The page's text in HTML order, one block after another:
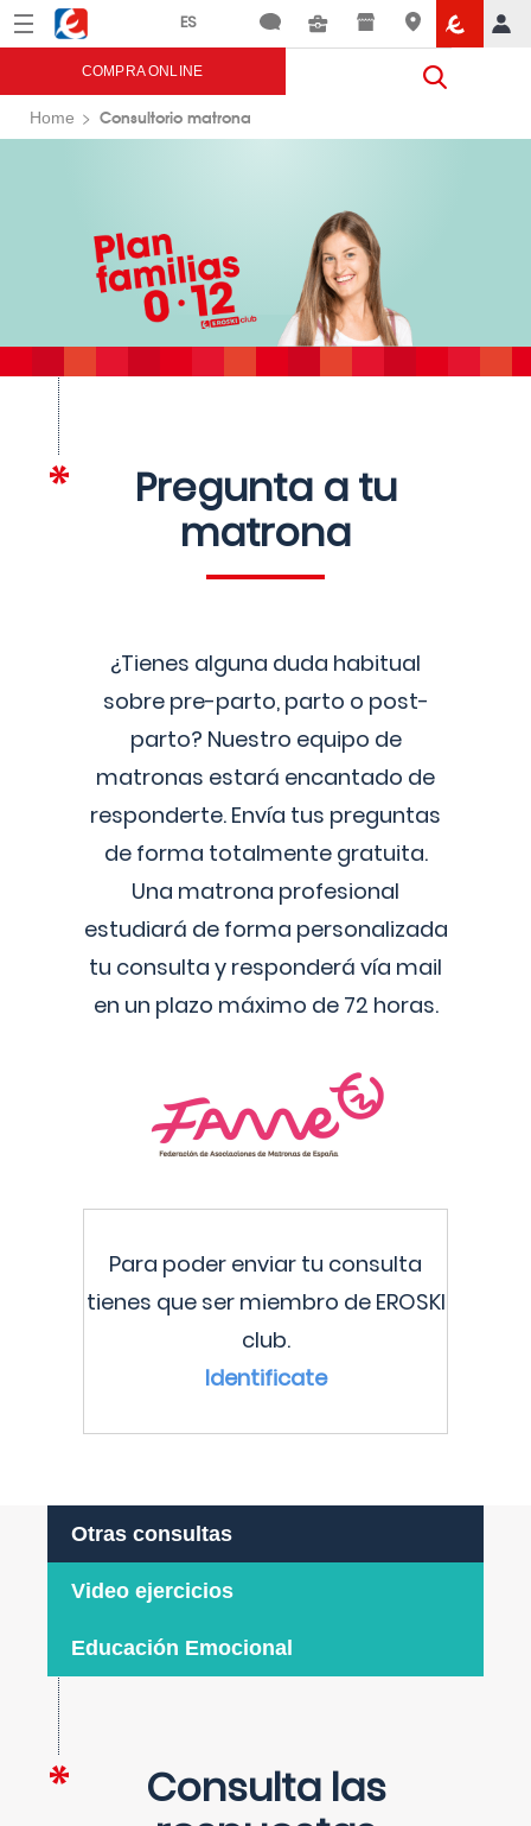
Menú Eroski
COMPRA ONLINE
Home Consultorio matrona
Pregunta a tu
matrona
¿Tienes alguna duda habitual
sobre pre-parto, parto o post-
parto? Nuestro equipo de
matronas estará encantado de
responderte. Envía tus preguntas
de forma totalmente gratuita.
Una matrona profesional
estudiará de forma personalizada
tu consulta y responderá vía mail
en un plazo máximo de 72 horas.
Para poder enviar tu consulta
tienes que ser miembro de EROSKI
club.
Identificate
Otras consultas
Video ejercicios
Educación Emocional
Consulta las